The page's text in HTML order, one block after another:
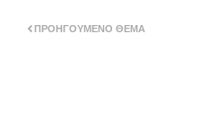
ΠΡΟΗΓΟΎΜΕΝΟ ΘΈΜΑ